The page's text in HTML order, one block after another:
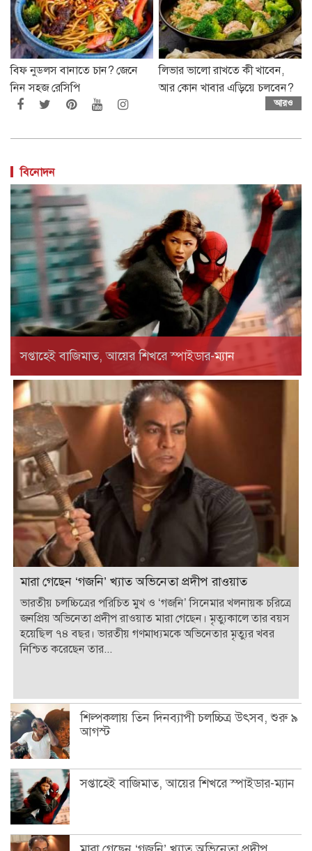
বিফ নুডলস বানাতে চান? জেনে
নিন সহজ রেসিপি
লিভার ভালো রাখতে কী খাবেন,
আর কোন খাবার এড়িয়ে চলবেন?
আরও
বিনোদন
সপ্তাহেই বাজিমাত, আয়ের শিখরে স্পাইডার-ম্যান
মারা গেছেন ‘গজনি’ খ্যাত অভিনেতা প্রদীপ রাওয়াত
ভারতীয় চলচ্চিত্রের পরিচিত মুখ ও ‘গজনি’ সিনেমার খলনায়ক চরিত্রে
জনপ্রিয় অভিনেতা প্রদীপ রাওয়াত মারা গেছেন। মৃত্যুকালে তার বয়স
হয়েছিল ৭৪ বছর। ভারতীয় গণমাধ্যমকে অভিনেতার মৃত্যুর খবর
নিশ্চিত করেছেন তার...
শিল্পকলায় তিন দিনব্যাপী চলচ্চিত্র উৎসব, শুরু ৯
আগস্ট
সপ্তাহেই বাজিমাত, আয়ের শিখরে স্পাইডার-ম্যান